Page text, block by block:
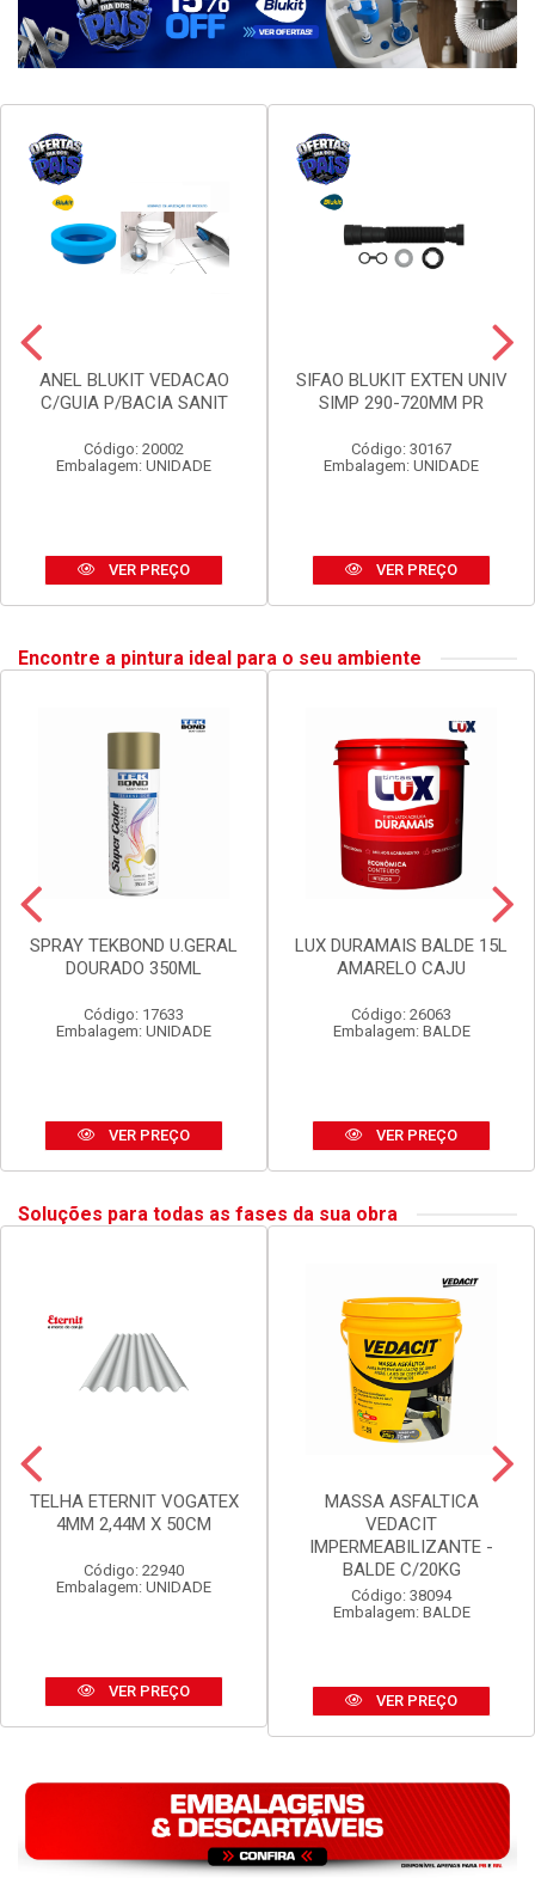
ANEL BLUKIT VEDACAO
C/GUIA P/BACIA SANIT
Código: 20002
Embalagem: UNIDADE
VER PREÇO
SIFAO BLUKIT EXTEN UNIV
SIMP 290-720MM PR
Código: 30167
Embalagem: UNIDADE
VER PREÇO
Encontre a pintura ideal para o seu ambiente
SPRAY TEKBOND U.GERAL
DOURADO 350ML
Código: 17633
Embalagem: UNIDADE
VER PREÇO
LUX DURAMAIS BALDE 15L
AMARELO CAJU
Código: 26063
Embalagem: BALDE
VER PREÇO
Soluções para todas as fases da sua obra
TELHA ETERNIT VOGATEX
4MM 2,44M X 50CM
Código: 22940
Embalagem: UNIDADE
VER PREÇO
MASSA ASFALTICA
VEDACIT
IMPERMEABILIZANTE -
BALDE C/20KG
Código: 38094
Embalagem: BALDE
VER PREÇO